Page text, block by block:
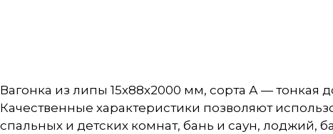
Вагонка из липы 15х88х2000 мм, сорта А —
Качественные характеристики позволяют
спальных и детских комнат, бань и саун, лоджий,